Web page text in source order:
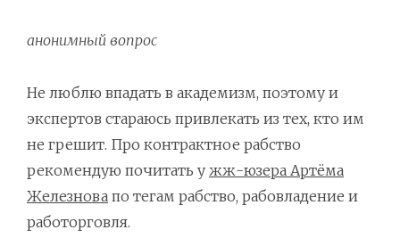
анонимный вопрос
Не люблю впадать в академизм, поэтому и
экспертов стараюсь привлекать из тех, кто им
не грешит. Про контрактное рабство
рекомендую почитать у жж-юзера Артёма
Железнова по тегам рабство, рабовладение и
работорговля.